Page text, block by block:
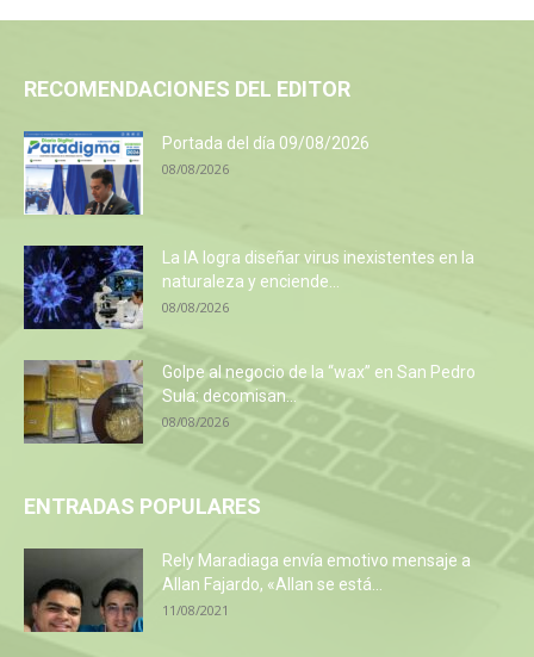
RECOMENDACIONES DEL EDITOR
Portada del día 09/08/2026
08/08/2026
La IA logra diseñar virus inexistentes en la
naturaleza y enciende...
08/08/2026
Golpe al negocio de la “wax” en San Pedro
Sula: decomisan...
08/08/2026
ENTRADAS POPULARES
Rely Maradiaga envía emotivo mensaje a
Allan Fajardo, «Allan se está...
11/08/2021